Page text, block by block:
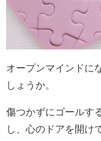
オープンマインドに
しょうか。
傷つかずにゴールす
し、心のドアを開け